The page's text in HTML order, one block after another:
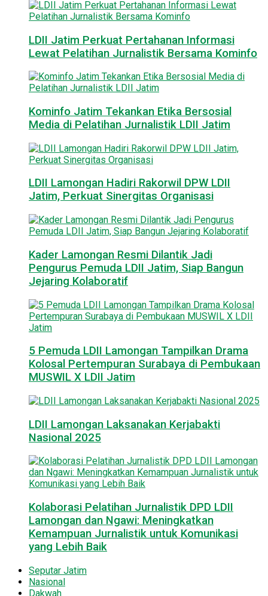
LDII Jatim Perkuat Pertahanan Informasi
Lewat Pelatihan Jurnalistik Bersama Kominfo
Kominfo Jatim Tekankan Etika Bersosial
Media di Pelatihan Jurnalistik LDII Jatim
LDII Lamongan Hadiri Rakorwil DPW LDII
Jatim, Perkuat Sinergitas Organisasi
Kader Lamongan Resmi Dilantik Jadi
Pengurus Pemuda LDII Jatim, Siap Bangun
Jejaring Kolaboratif
5 Pemuda LDII Lamongan Tampilkan Drama
Kolosal Pertempuran Surabaya di Pembukaan
MUSWIL X LDII Jatim
LDII Lamongan Laksanakan Kerjabakti
Nasional 2025
Kolaborasi Pelatihan Jurnalistik DPD LDII
Lamongan dan Ngawi: Meningkatkan
Kemampuan Jurnalistik untuk Komunikasi
yang Lebih Baik
Seputar Jatim
Nasional
Dakwah